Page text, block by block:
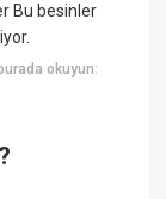
Bu besinler
okuyun: